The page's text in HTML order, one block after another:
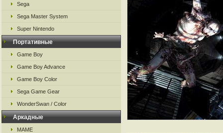
Sega
Sega Master System
Super Nintendo
Портативные
Game Boy
Game Boy Advance
Game Boy Color
Sega Game Gear
WonderSwan / Color
Аркадные
MAME